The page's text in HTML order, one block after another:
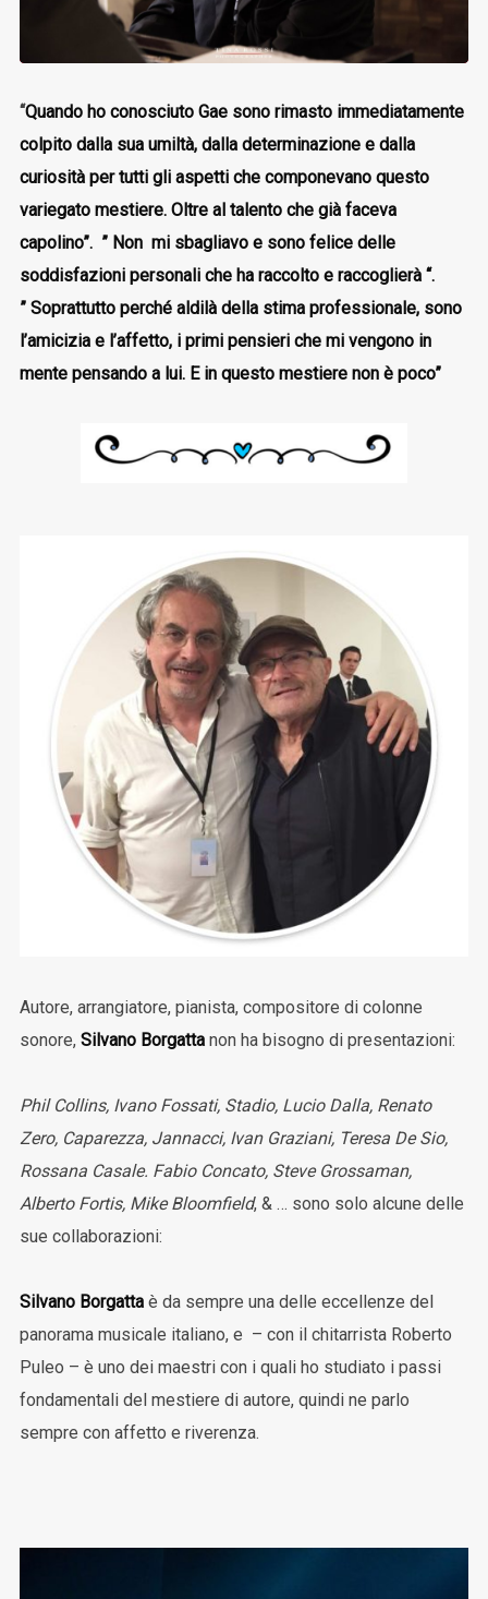
“Quando ho conosciuto Gae sono rimasto immediatamente
colpito dalla sua umiltà, dalla determinazione e dalla
curiosità per tutti gli aspetti che componevano questo
variegato mestiere. Oltre al talento che già faceva
capolino”. ” Non mi sbagliavo e sono felice delle
soddisfazioni personali che ha raccolto e raccoglierà “.
” Soprattutto perché aldilà della stima professionale, sono
l’amicizia e l’affetto, i primi pensieri che mi vengono in
mente pensando a lui. E in questo mestiere non è poco”
Autore, arrangiatore, pianista, compositore di colonne
sonore, Silvano Borgattanon ha bisogno di presentazioni:
Phil Collins, Ivano Fossati, Stadio, Lucio Dalla, Renato
Zero, Caparezza, Jannacci, Ivan Graziani, Teresa De Sio,
Rossana Casale. Fabio Concato, Steve Grossaman,
Alberto Fortis, Mike Bloomfield, & … sono solo alcune delle
sue collaborazioni:
Silvano Borgattaè da sempre una delle eccellenze del
panorama musicale italiano, e – con il chitarrista Roberto
Puleo – è uno dei maestri con i quali ho studiato i passi
fondamentali del mestiere di autore, quindi ne parlo
sempre con affetto e riverenza.